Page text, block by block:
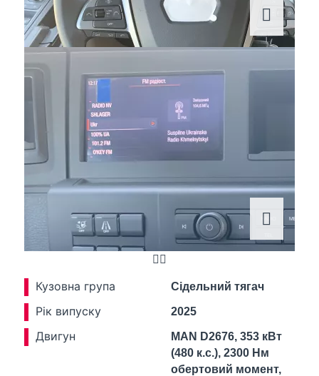
Кузовна група Сідельний тягач
Рік випуску 2025
Двигун
MAN D2676, 353 кВт
(480 к.с.), 2300 Нм
обертовий момент,